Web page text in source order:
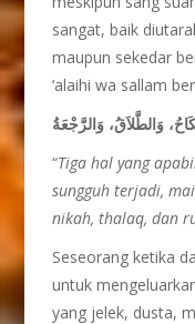
sangat, baik
maupun sekedar
‘alaihi wa sallam
وَالطَّلاَقُ، وَالرَّجْعَةُ
“Tiga hal yang
sungguh terjadi,
nikah, thalaq, dan
Seseorang ketika
untuk
yang jelek, dusta,